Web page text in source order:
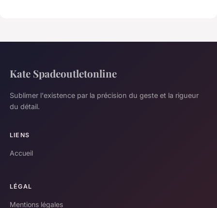
Kate Spadeoutletonline
Sublimer l'existence par la précision du geste et la rigueur
du détail.
LIENS
Accueil
LÉGAL
Mentions légales